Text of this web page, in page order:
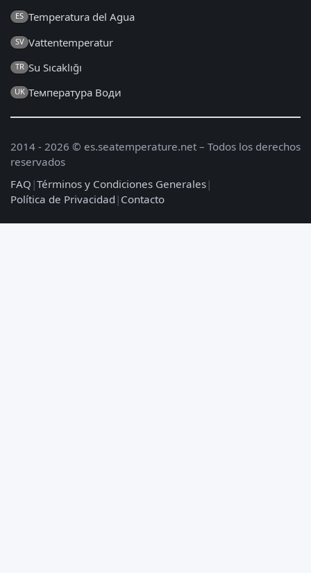
ES Temperatura del Agua
SV Vattentemperatur
TR Su Sıcaklığı
UK Температура Води
2014 - 2026 © es.seatemperature.net – Todos los derechos
reservados
FAQ |Términos y Condiciones Generales|
Política de Privacidad | Contacto